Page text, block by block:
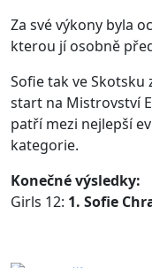
Za své výkony byla
kterou jí osobně
Sofie tak ve Skotsku
start na Mistrovství
patří mezi nejlepší
kategorie.
Konečné výsledky:
Girls 12: 1. Sofie